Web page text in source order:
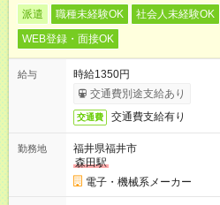
派遣 職種未経験OK 社会人未経験OK
WEB登録・面接OK
給与
時給1350円
交通費別途支給あり
交通費 交通費支給有り
勤務地
福井県福井市
森田駅
電子・機械系メーカー